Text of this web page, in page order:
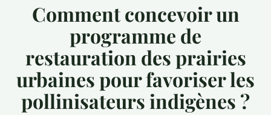
Comment concevoir un
programme de
restauration des prairies
urbaines pour favoriser les
pollinisateurs indigènes ?